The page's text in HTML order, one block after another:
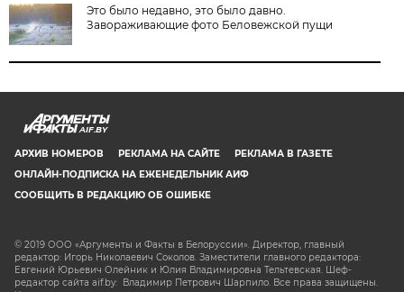
Это было недавно, это было давно.
Завораживающие фото Беловежской пущи
AIF.BY
АРХИВ НОМЕРОВ РЕКЛАМА НА САЙТЕ
РЕКЛАМА В ГАЗЕТЕ
ОНЛАЙН-ПОДПИСКА НА ЕЖЕНЕДЕЛЬНИК АИФ
СООБЩИТЬ В РЕДАКЦИЮ ОБ ОШИБКЕ
© 2019 ООО «Аргументы и Факты в Белоруссии». Директор, главный
редактор: Игорь Николаевич Соколов. Заместители главного редактора:
Евгений Юрьевич Олейник и Юлия Владимировна Тельтевская. Шеф-
редактор сайта aif.by: Владимир Петрович Шарпило. Все права защищены.